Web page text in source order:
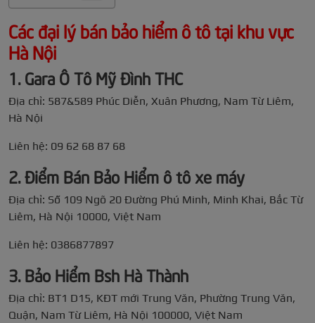
Các đại lý bán bảo hiểm ô tô tại khu vực
Hà Nội
1. Gara Ô Tô Mỹ Đình THC
Địa chỉ: 587&589 Phúc Diễn, Xuân Phương, Nam Từ Liêm,
Hà Nội
Liên hệ: 09 62 68 87 68
2. Điểm Bán Bảo Hiểm ô tô xe máy
Địa chỉ: Số 109 Ngõ 20 Đường Phú Minh, Minh Khai, Bắc Từ
Liêm, Hà Nội 10000, Việt Nam
Liên hệ: 0386877897
3. Bảo Hiểm Bsh Hà Thành
Địa chỉ: BT1 D15, KĐT mới Trung Văn, Phường Trung Văn,
Quận, Nam Từ Liêm, Hà Nội 100000, Việt Nam